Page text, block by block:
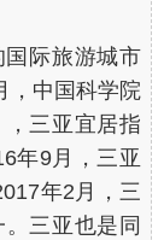
际旅游城市
，中国科学院
三亚宜居指
年9月，三亚
年2月，三
三亚也是同